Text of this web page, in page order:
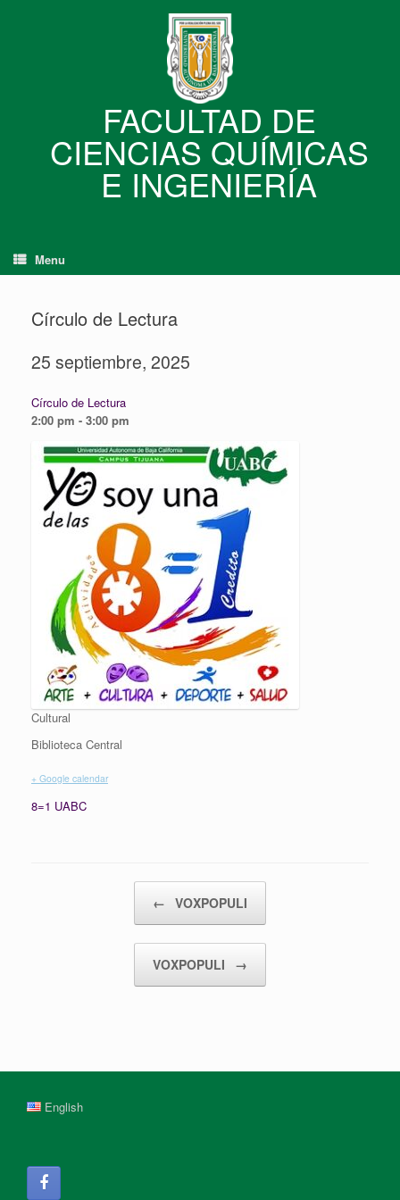
FACULTAD DE
CIENCIAS QUÍMICAS
E INGENIERÍA
Menu
Círculo de Lectura
25 septiembre, 2025
Círculo de Lectura
2:00 pm - 3:00 pm
Cultural
Biblioteca Central
+ Google calendar
8=1 UABC
← VOXPOPULI
VOXPOPULI →
English